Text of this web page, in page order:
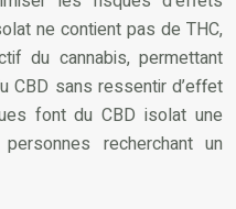
ne contient pas de THC,
du cannabis, permettant
CBD sans ressentir d’effet
font du CBD isolat une
recherchant un